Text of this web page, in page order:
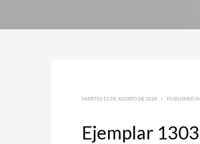
MARTES 11 DE AGOSTO DE 2020 / PUBLISHED IN
Ejemplar